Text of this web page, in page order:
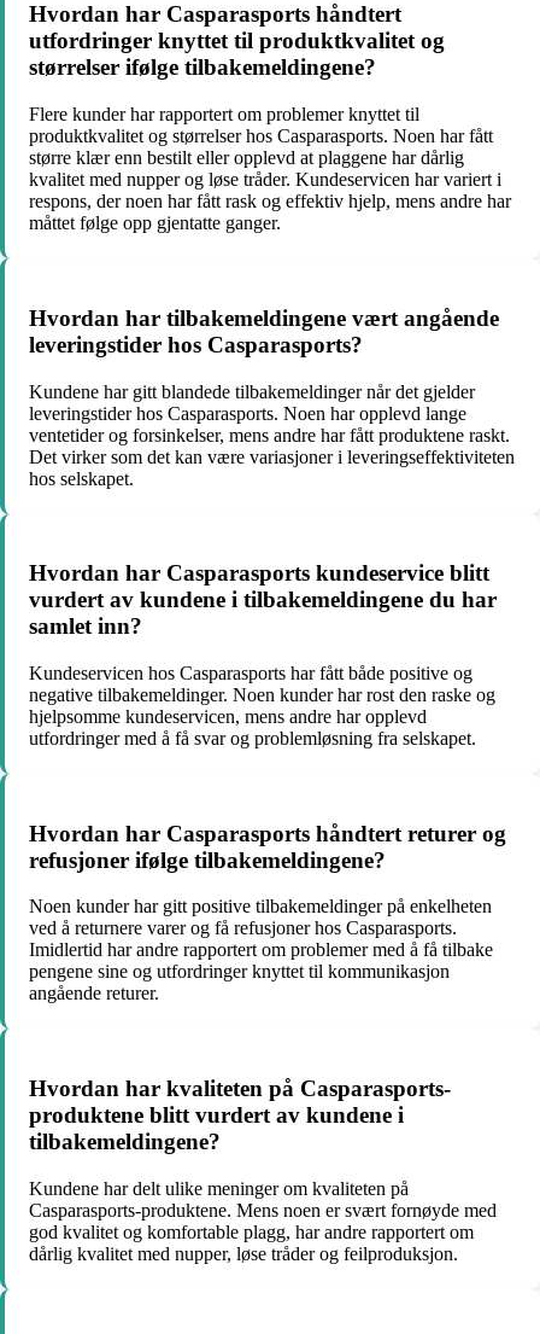
Hvordan har Casparasports håndtert
utfordringer knyttet til produktkvalitet og
størrelser ifølge tilbakemeldingene?
Flere kunder har rapportert om problemer knyttet til
produktkvalitet og størrelser hos Casparasports. Noen har fått
større klær enn bestilt eller opplevd at plaggene har dårlig
kvalitet med nupper og løse tråder. Kundeservicen har variert i
respons, der noen har fått rask og effektiv hjelp, mens andre har
måttet følge opp gjentatte ganger.
Hvordan har tilbakemeldingene vært angående
leveringstider hos Casparasports?
Kundene har gitt blandede tilbakemeldinger når det gjelder
leveringstider hos Casparasports. Noen har opplevd lange
ventetider og forsinkelser, mens andre har fått produktene raskt.
Det virker som det kan være variasjoner i leveringseffektiviteten
hos selskapet.
Hvordan har Casparasports kundeservice blitt
vurdert av kundene i tilbakemeldingene du har
samlet inn?
Kundeservicen hos Casparasports har fått både positive og
negative tilbakemeldinger. Noen kunder har rost den raske og
hjelpsomme kundeservicen, mens andre har opplevd
utfordringer med å få svar og problemløsning fra selskapet.
Hvordan har Casparasports håndtert returer og
refusjoner ifølge tilbakemeldingene?
Noen kunder har gitt positive tilbakemeldinger på enkelheten
ved å returnere varer og få refusjoner hos Casparasports.
Imidlertid har andre rapportert om problemer med å få tilbake
pengene sine og utfordringer knyttet til kommunikasjon
angående returer.
Hvordan har kvaliteten på Casparasports-
produktene blitt vurdert av kundene i
tilbakemeldingene?
Kundene har delt ulike meninger om kvaliteten på
Casparasports-produktene. Mens noen er svært fornøyde med
god kvalitet og komfortable plagg, har andre rapportert om
dårlig kvalitet med nupper, løse tråder og feilproduksjon.